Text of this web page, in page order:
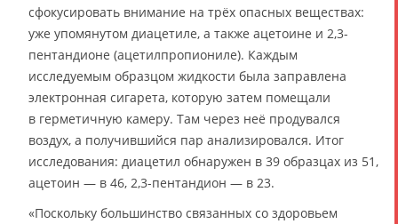
сфокусировать внимание на трёх опасных веществах:
уже упомянутом диацетиле, а также ацетоине и 2,3-
пентандионе (ацетилпропиониле). Каждым
исследуемым образцом жидкости была заправлена
электронная сигарета, которую затем помещали
в герметичную камеру. Там через неё продувался
воздух, а получившийся пар анализировался. Итог
исследования: диацетил обнаружен в 39 образцах из 51,
ацетоин — в 46, 2,3-пентандион — в 23.
«Поскольку большинство связанных со здоровьем